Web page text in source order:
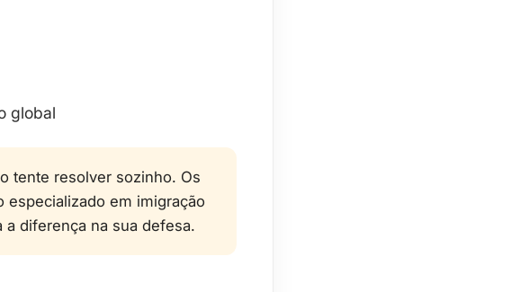
global
tente resolver sozinho. Os
em imigração
diferença na sua defesa.